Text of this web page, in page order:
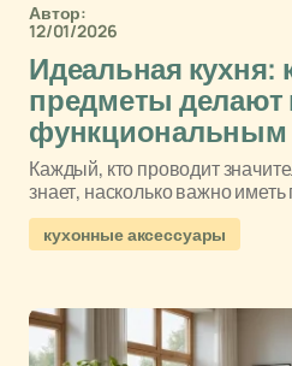
Автор:
12/01/2026
Идеальная кухня:
предметы делают
функциональным
Каждый, кто проводит
знает, насколько важно
кухонные аксессуары